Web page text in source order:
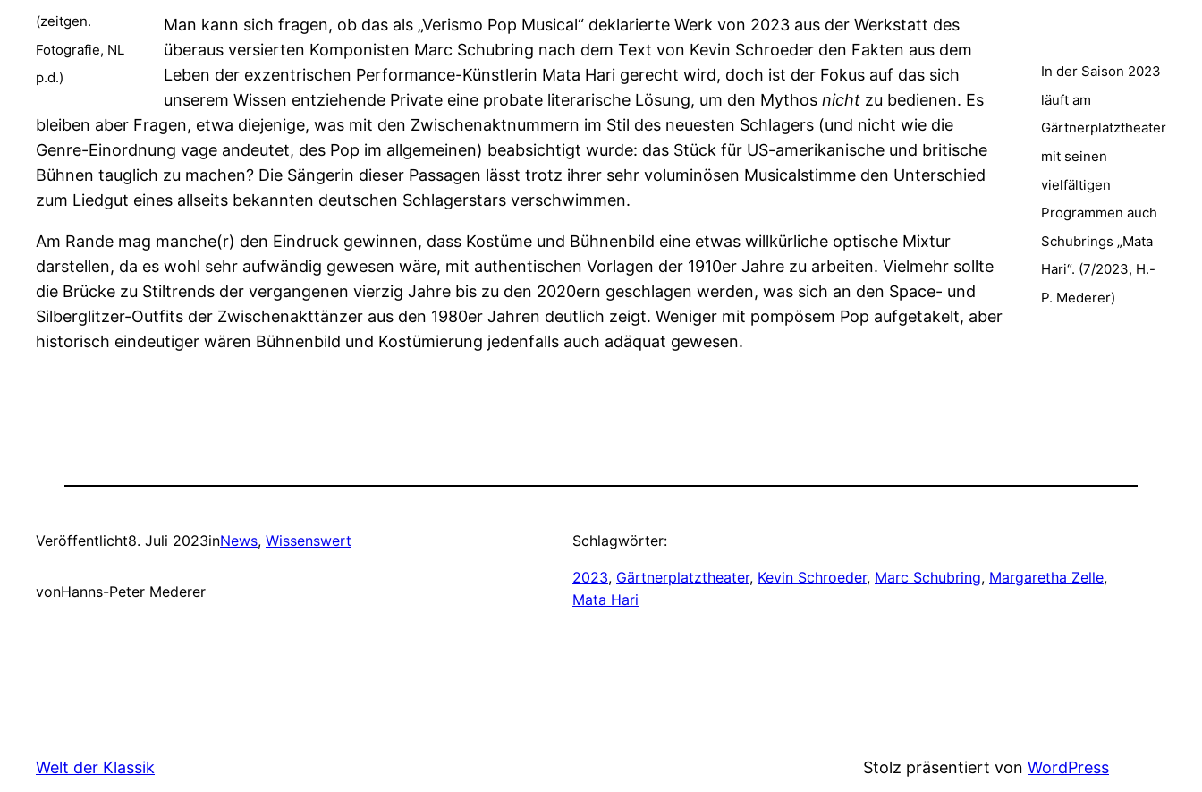
(zeitgen.
Fotografie, NL
p.d.)
In der Saison 2023
läuft am
Gärtnerplatztheater
mit seinen
vielfältigen
Programmen auch
Schubrings „Mata
Hari“. (7/2023, H.-
P. Mederer)
Man kann sich fragen, ob das als „Verismo Pop Musical“ deklarierte Werk von 2023 aus der Werkstatt des
überaus versierten Komponisten Marc Schubring nach dem Text von Kevin Schroeder den Fakten aus dem
Leben der exzentrischen Performance-Künstlerin Mata Hari gerecht wird, doch ist der Fokus auf das sich
unserem Wissen entziehende Private eine probate literarische Lösung, um den Mythos nicht zu bedienen. Es
bleiben aber Fragen, etwa diejenige, was mit den Zwischenaktnummern im Stil des neuesten Schlagers (und nicht wie die
Genre-Einordnung vage andeutet, des Pop im allgemeinen) beabsichtigt wurde: das Stück für US-amerikanische und britische
Bühnen tauglich zu machen? Die Sängerin dieser Passagen lässt trotz ihrer sehr voluminösen Musicalstimme den Unterschied
zum Liedgut eines allseits bekannten deutschen Schlagerstars verschwimmen.
Am Rande mag manche(r) den Eindruck gewinnen, dass Kostüme und Bühnenbild eine etwas willkürliche optische Mixtur
darstellen, da es wohl sehr aufwändig gewesen wäre, mit authentischen Vorlagen der 1910er Jahre zu arbeiten. Vielmehr sollte
die Brücke zu Stiltrends der vergangenen vierzig Jahre bis zu den 2020ern geschlagen werden, was sich an den Space- und
Silberglitzer-Outfits der Zwischenakttänzer aus den 1980er Jahren deutlich zeigt. Weniger mit pompösem Pop aufgetakelt, aber
historisch eindeutiger wären Bühnenbild und Kostümierung jedenfalls auch adäquat gewesen.
Veröffentlicht8. Juli 2023inNews, Wissenswert
vonHanns-Peter Mederer
Schlagwörter:
2023, Gärtnerplatztheater, Kevin Schroeder, Marc Schubring, Margaretha Zelle
Mata Hari
Welt der Klassik Stolz präsentiert von WordPress